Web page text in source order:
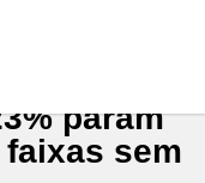
param
sem